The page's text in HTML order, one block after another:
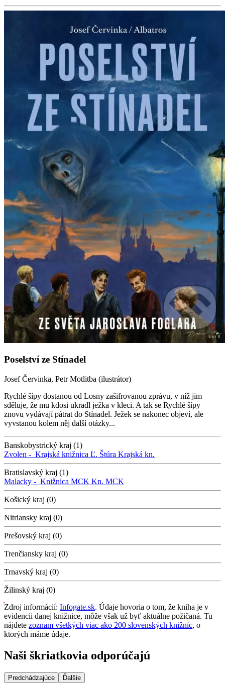
Poselství ze Stínadel
Josef Červinka, Petr Motlitba (ilustrátor)
Rychlé šípy dostanou od Losny zašifrovanou zprávu, v níž jim
sděluje, že mu kdosi ukradl ježka v kleci. A tak se Rychlé šípy
znovu vydávají pátrat do Stínadel. Ježek se nakonec objeví, ale
vyvstanou kolem něj další otázky...
Banskobystrický kraj (1)
Zvolen - Krajská knižnica Ľ. Štúra Krajská kn.
Bratislavský kraj (1)
Malacky - Knižnica MCK Kn. MCK
Košický kraj (0)
Nitriansky kraj (0)
Prešovský kraj (0)
Trenčiansky kraj (0)
Trnavský kraj (0)
Žilinský kraj (0)
Zdroj informácií: Infogate.sk. Údaje hovoria o tom, že kniha je v
evidencii danej knižnice, môže však už byť aktuálne požičaná. Tu
nájdete zoznam všetkých viac ako 200 slovenských knižníc, o
ktorých máme údaje.
Naši škriatkovia odporúčajú
Predchádzajúce Ďalšie